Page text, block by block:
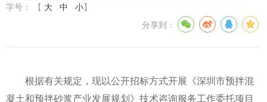
字号：
【 大 中 小 】
分享到：
根据有关规定，现以公开招标方式开展《深圳市预拌混
凝土和预拌砂浆产业发展规划》技术咨询服务工作委托项目